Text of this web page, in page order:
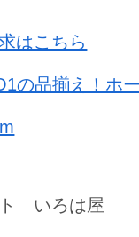
はこちら
の品揃え！ホ
ト いろは屋